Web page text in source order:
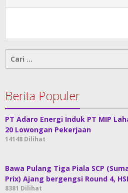
untuk:
Berita Populer
PT Adaro Energi Induk PT MIP
20 Lowongan Pekerjaan
14148 Dilihat
Bawa Pulang Tiga Piala SCP
Prix) Ajang bergengsi Round 4,
8381 Dilihat